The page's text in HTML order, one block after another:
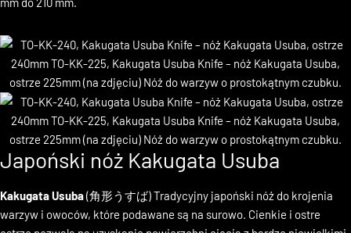
nóż do siekania i krojenia warzyw. Rozmiary ostrza noża Usuba od 180
Japoński nóż Kakugata Usuba
Kakugata Usuba(角形うすば) Tradycyjny japoński nóż do krojenia